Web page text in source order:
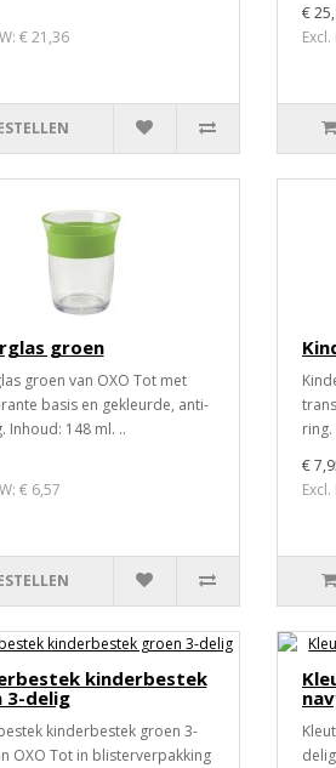
€ 21,36
€
groen
groen van OXO Tot met
basis en gekleurde, anti-
Inhoud: 148 ml. ..
€ 6,57
€
kinderbestek
3-delig
kinderbestek groen 3-
OXO Tot in blisterverpakking